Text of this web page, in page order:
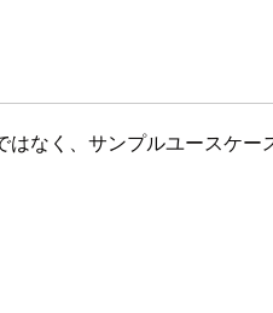
なく、サンプルユースケ